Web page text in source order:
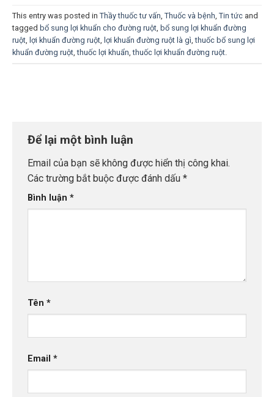
This entry was posted in Thầy thuốc tư vấn Thuốc và bệnh Tin tức and
tagged bổ sung lợi khuẩn cho đường ruột bổ sung lợi khuẩn đường
ruột lợi khuẩn đường ruột lợi khuẩn đường ruột là gì ,thuốc bổ sung lợi
khuẩn đường ruột ,thuốc lợi khuẩn ,thuốc lợi khuẩn đường ruột
Để lại một bình luận
Email của bạn sẽ không được hiển thị công khai.
Các trường bắt buộc được đánh dấu *
Bình luận *
Tên *
Email *